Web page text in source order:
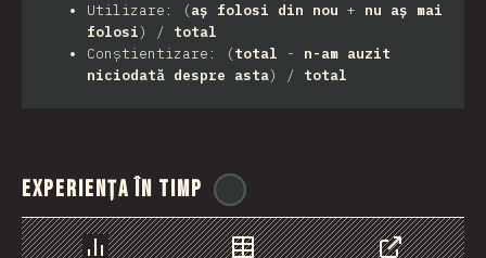
Utilizare: (aș folosi din nou + nu aș mai
folosi) / total
Conștientizare: (total - n-am auzit
niciodată despre asta) / total
Experiența în timp